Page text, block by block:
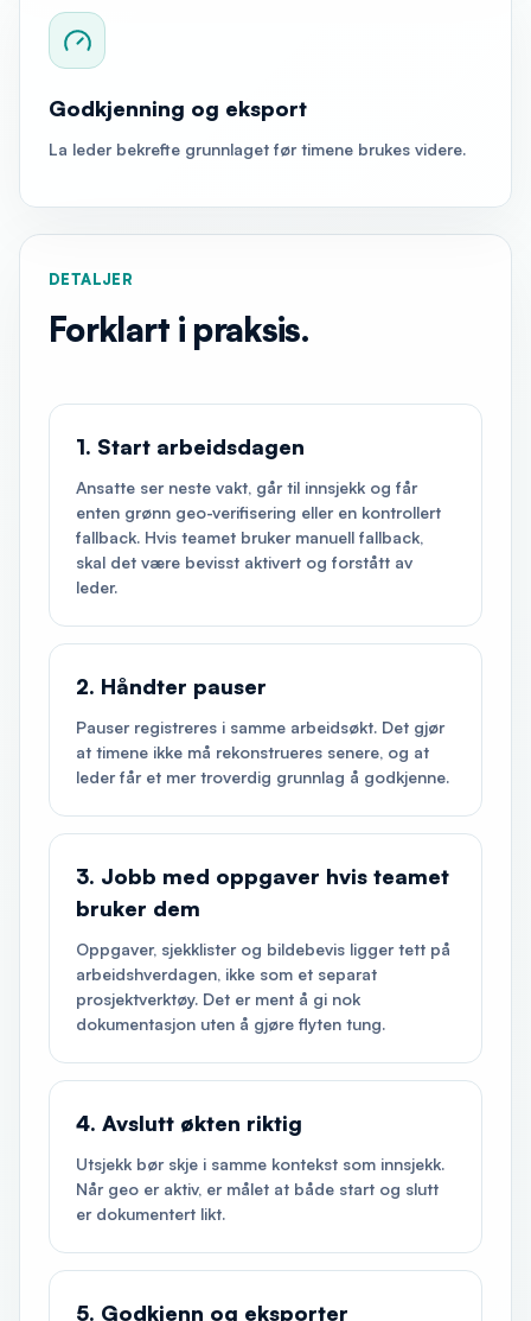
Godkjenning og eksport
La leder bekrefte grunnlaget før timene brukes videre.
DETALJER
Forklart i praksis.
1. Start arbeidsdagen
Ansatte ser neste vakt, går til innsjekk og får
enten grønn geo-verifisering eller en kontrollert
fallback. Hvis teamet bruker manuell fallback,
skal det være bevisst aktivert og forstått av
leder.
2. Håndter pauser
Pauser registreres i samme arbeidsøkt. Det gjør
at timene ikke må rekonstrueres senere, og at
leder får et mer troverdig grunnlag å godkjenne.
3. Jobb med oppgaver hvis teamet
bruker dem
Oppgaver, sjekklister og bildebevis ligger tett på
arbeidshverdagen, ikke som et separat
prosjektverktøy. Det er ment å gi nok
dokumentasjon uten å gjøre flyten tung.
4. Avslutt økten riktig
Utsjekk bør skje i samme kontekst som innsjekk.
Når geo er aktiv, er målet at både start og slutt
er dokumentert likt.
5. Godkjenn og eksporter